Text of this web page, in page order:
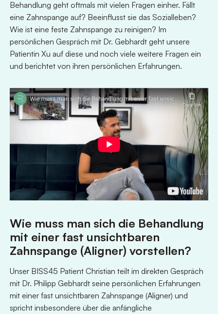
Behandlung geht oftmals mit vielen Fragen einher. Fällt
eine Zahnspange auf? Beeinflusst sie das Sozialleben?
Wie ist eine feste Zahnspange zu reinigen? Im
persönlichen Gespräch mit Dr. Gebhardt geht unsere
Patientin Xu auf diese und noch viele weitere Fragen ein
und berichtet von ihren persönlichen Erfahrungen.
Wie muss man sich die Behandlung
mit einer fast unsichtbaren
Zahnspange (Aligner) vorstellen?
Unser BISS45 Patient Christian teilt im direkten Gespräch
mit Dr. Philipp Gebhardt seine persönlichen Erfahrungen
mit einer fast unsichtbaren Zahnspange (Aligner) und
spricht insbesondere über die anfängliche